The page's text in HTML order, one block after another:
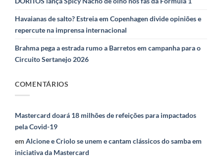
Havaianas de salto? Estreia em Copenhagen divide opiniões e
repercute na imprensa internacional
Brahma pega a estrada rumo a Barretos em campanha para o
Circuito Sertanejo 2026
COMENTÁRIOS
Mastercard doará 18 milhões de refeições para impactados
pela Covid-19
em Alcione e Criolo se unem e cantam clássicos do samba em
iniciativa da Mastercard